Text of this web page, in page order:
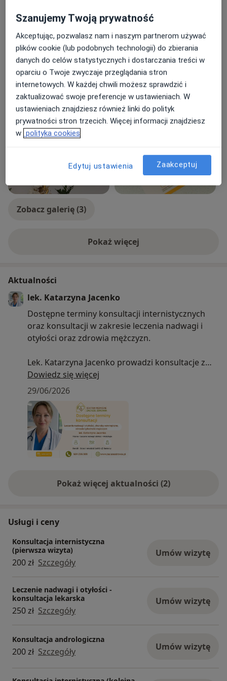
Dorośli (Tylko pod niektórymi adresami)
Dzieci w wieku od 12 lat (Tylko pod niektórymi
adresami)
Rodzaje konsultacji
StacjonarneZobacz lokalizacje (1)
Konsultacje onlineZobacz kalendarz online
Zobacz galerię (3)
Pokaż więcejo doświadczeniu
Aktualności
lek. Katarzyna Jacenko
Dostępne terminy konsultacji internistycznych
oraz konsultacji w zakresie leczenia nadwagi i
otyłości oraz zdrowia mężczyzn.
Lek. Katarzyna Jacenko prowadzi konsultacje z
zakresu chorób wewnętrznych, diagnostyki i
leczenia nadwagi oraz otyłości, a także zdrowia i
płodności mężczyzn. Przyjmuje osoby dorosłe,
młodzież od 12. roku życia oraz seniorów.
Dowiedz się więcej
29/06/2026
Pokaż więcej aktualności (2)
Usługi i ceny
Konsultacja internistyczna
(pierwsza wizyta)
200 zł Szczegóły
Umów wizytę
Leczenie nadwagi i otyłości -
konsultacja lekarska
250 zł Szczegóły
Umów wizytę
Konsultacja andrologiczna
200 zł Szczegóły Umów wizytę
Szanujemy Twoją prywatność
Akceptując, pozwalasz nam i naszym partnerom używać
plików cookie (lub podobnych technologii) do zbierania
danych do celów statystycznych i dostarczania treści w
oparciu o Twoje zwyczaje przeglądania stron
internetowych. W każdej chwili możesz sprawdzić i
zaktualizować swoje preferencje w ustawieniach. W
ustawieniach znajdziesz również linki do polityk
prywatności stron trzecich. Więcej informacji znajdziesz
w polityka cookies
Edytuj ustawienia Zaakceptuj